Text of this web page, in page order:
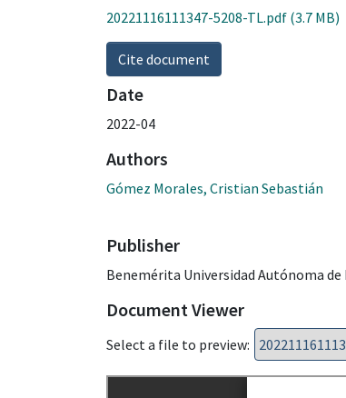
20221116111347-5208-TL.pdf (3.7 MB)
Cite document
Date
2022-04
Authors
Gómez Morales, Cristian Sebastián
Publisher
Benemérita Universidad Autónoma de
Document Viewer
Select a file to preview: